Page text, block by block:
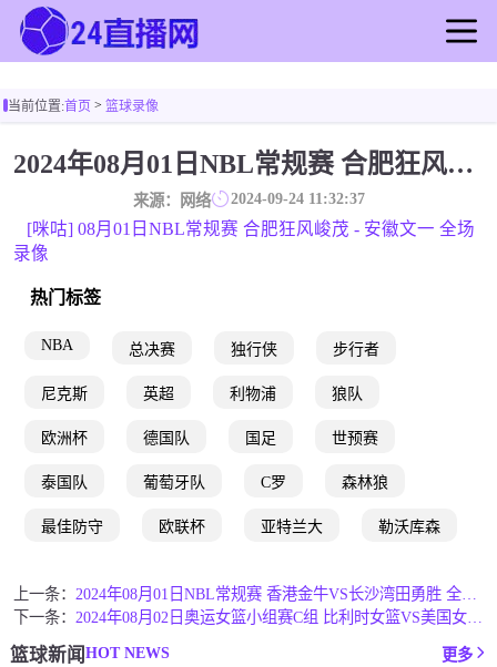
足球直播
篮球直播
足球录像
足球新闻
当前位置:首页> 篮球录像
2024年08月01日NBL常规赛 合肥狂风峻茂VS安徽文一 全场录像
来源：网络 2024-09-24 11:32:37
[咪咕] 08月01日NBL常规赛 合肥狂风峻茂 - 安徽文一 全场
录像
热门标签
NBA 总决赛 独行侠 步行者
尼克斯 英超 利物浦 狼队
欧洲杯 德国队 国足 世预赛
泰国队 葡萄牙队 C罗 森林狼
最佳防守 欧联杯 亚特兰大 勒沃库森
上一条：
2024年08月01日NBL常规赛 香港金牛VS长沙湾田勇胜 全场录像
下一条：
2024年08月02日奥运女篮小组赛C组 比利时女篮VS美国女篮 全场录像
篮球新闻HOT NEWS 更多